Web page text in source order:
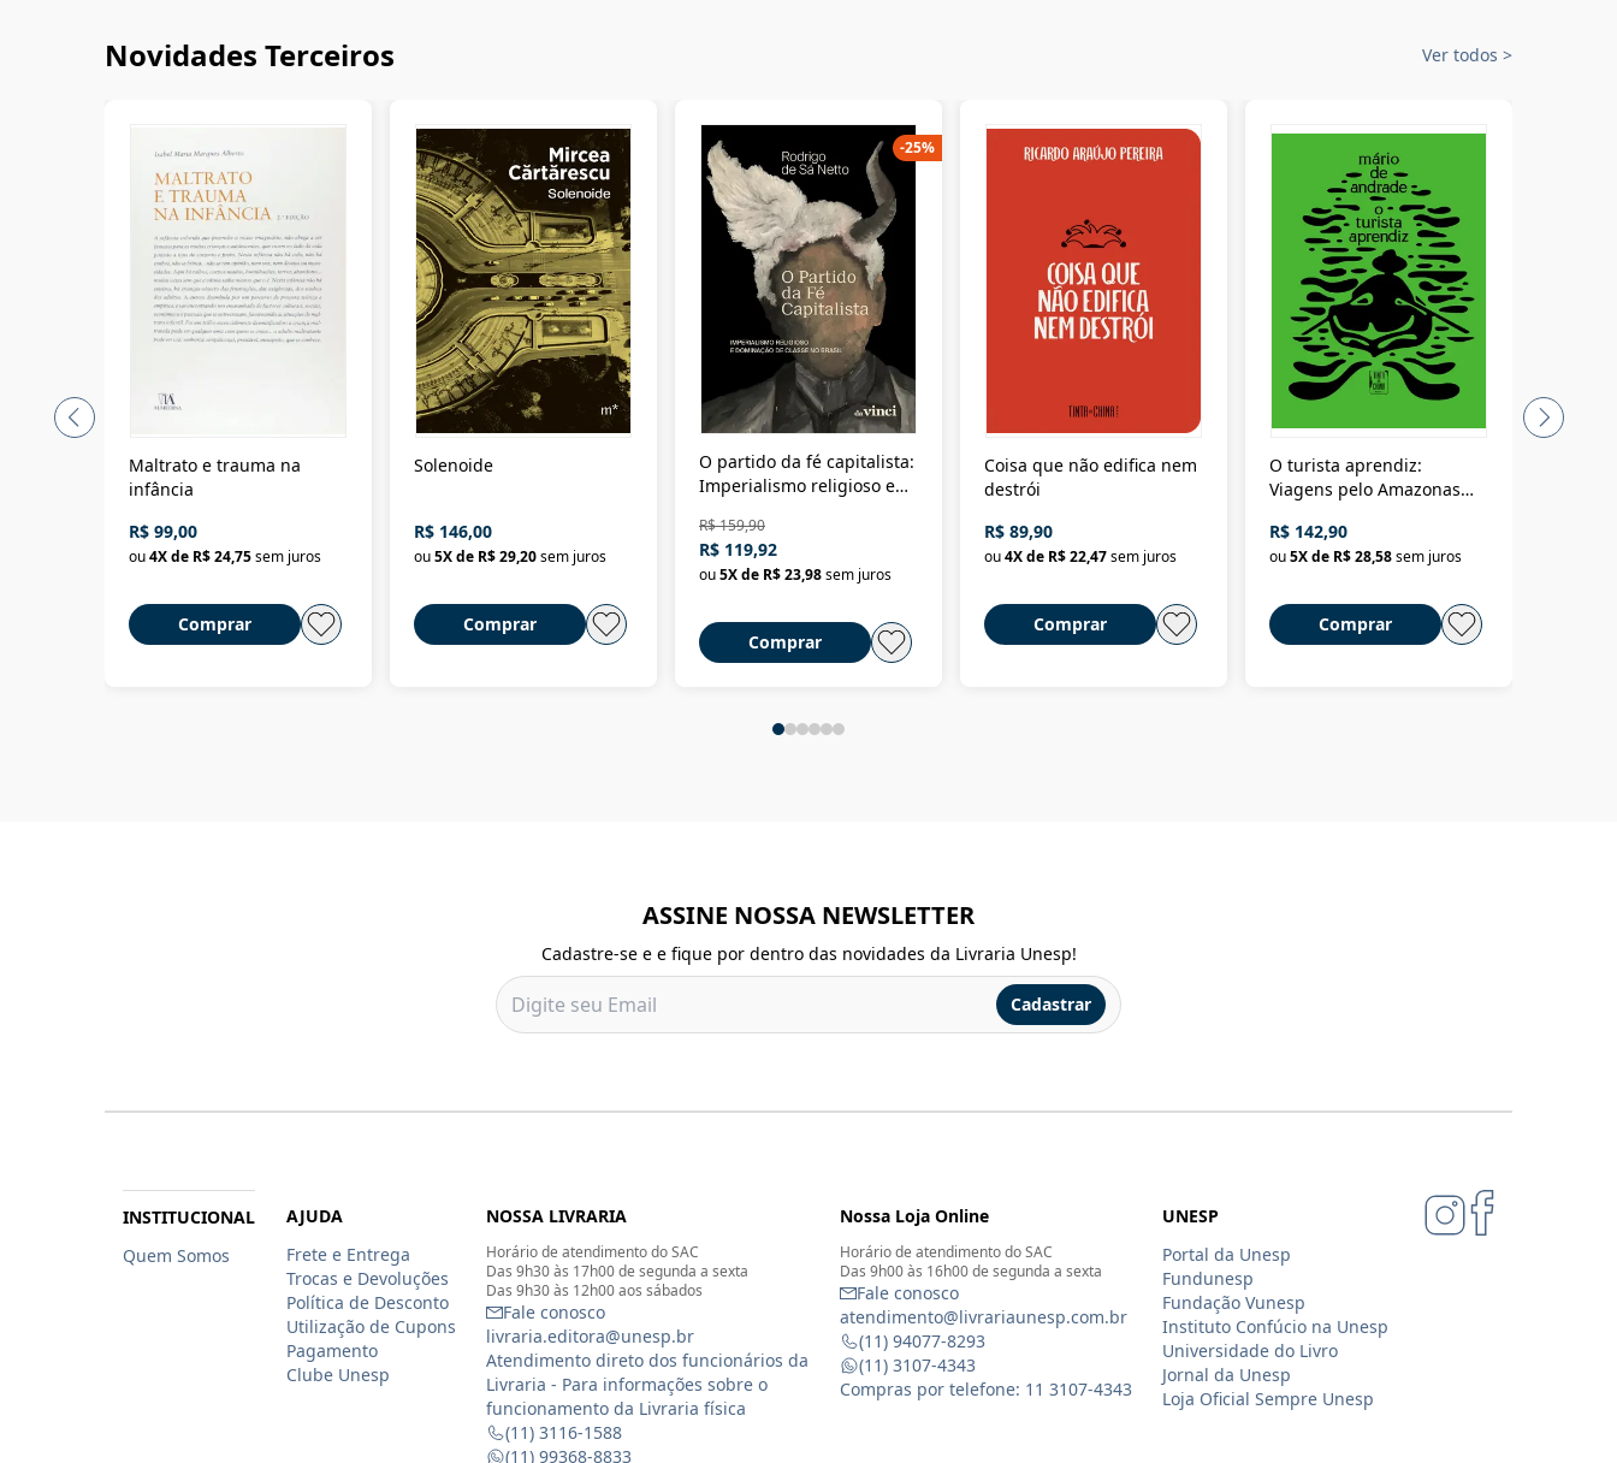
Novidades Terceiros Ver todos >
Maltrato e trauma na
infância
R$ 99,00
ou4X de R$ 24,75sem juros
Comprar
Solenoide
R$ 146,00
ou5X de R$ 29,20sem juros
Comprar
O partido da fé capitalista:
Imperialismo religioso e
Brasil
R$ 159,90
R$ 119,92
ou5X de R$ 23,98sem juros
Comprar
-25%
Coisa que não edifica nem
destrói
R$ 89,90
ou4X de R$ 22,47sem juros
Comprar
O turista aprendiz:
Viagens pelo Amazonas
até a Bolívia e por Marajó
até dizer chega
R$ 142,90
ou5X de R$ 28,58sem juros
Comprar
ASSINE NOSSA NEWSLETTER
Cadastre-se e e fique por dentro das novidades da Livraria Unesp!
Cadastrar
INSTITUCIONAL
Quem Somos
AJUDA
Frete e Entrega
Trocas e Devoluções
Política de Desconto
Utilização de Cupons
Pagamento
Clube Unesp
NOSSA LIVRARIA
Horário de atendimento do SAC
Das 9h30 às 17h00 de segunda a sexta
Das 9h30 às 12h00 aos sábados
Fale conosco
livraria.editora@unesp.br
Atendimento direto dos funcionários da
Livraria - Para informações sobre o
funcionamento da Livraria física
(11) 3116-1588
(11) 99368-8833
Nossa Loja Online
Horário de atendimento do SAC
Das 9h00 às 16h00 de segunda a sexta
Fale conosco
atendimento@livrariaunesp.com.br
(11) 94077-8293
(11) 3107-4343
Compras por telefone: 11 3107-4343
UNESP
Portal da Unesp
Fundunesp
Fundação Vunesp
Instituto Confúcio na Unesp
Universidade do Livro
Jornal da Unesp
Loja Oficial Sempre Unesp